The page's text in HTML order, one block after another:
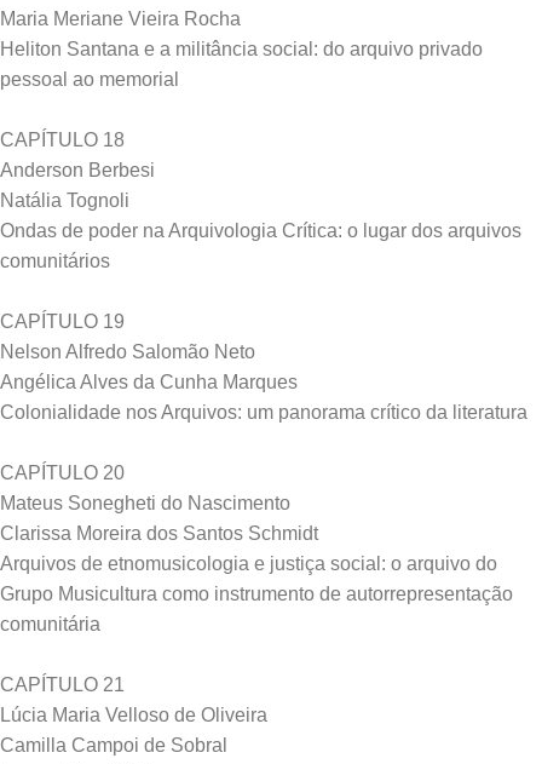
Maria Meriane Vieira Rocha
Heliton Santana e a militância social: do arquivo privado
pessoal ao memorial
CAPÍTULO 18
Anderson Berbesi
Natália Tognoli
Ondas de poder na Arquivologia Crítica: o lugar dos arquivos
comunitários
CAPÍTULO 19
Nelson Alfredo Salomão Neto
Angélica Alves da Cunha Marques
Colonialidade nos Arquivos: um panorama crítico da literatura
CAPÍTULO 20
Mateus Sonegheti do Nascimento
Clarissa Moreira dos Santos Schmidt
Arquivos de etnomusicologia e justiça social: o arquivo do
Grupo Musicultura como instrumento de autorrepresentação
comunitária
CAPÍTULO 21
Lúcia Maria Velloso de Oliveira
Camilla Campoi de Sobral